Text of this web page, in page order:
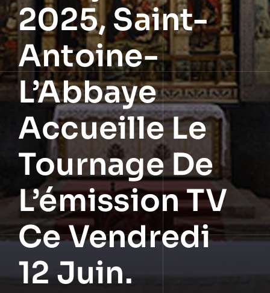
2025, Saint-
Antoine-
L’Abbaye
Accueille Le
Tournage De
L’émission TV
Ce Vendredi
12 Juin.